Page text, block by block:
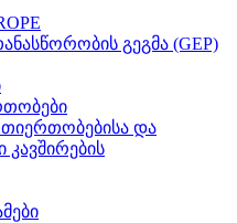
გეგმა (GEP)
და